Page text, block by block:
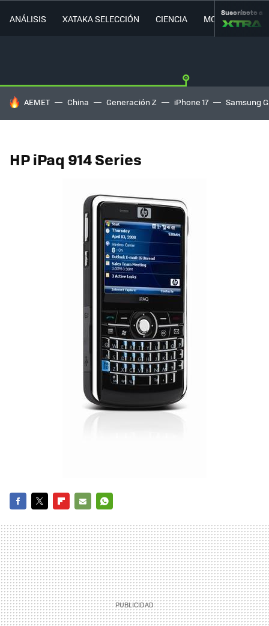
ANÁLISIS XATAKA SELECCIÓN CIENCIA MOVILIDAD
Suscríbete a
HOY SE HABLA DE
AEMET China Generación Z iPhone 17 Samsung
HP iPaq 914 Series
MAIL